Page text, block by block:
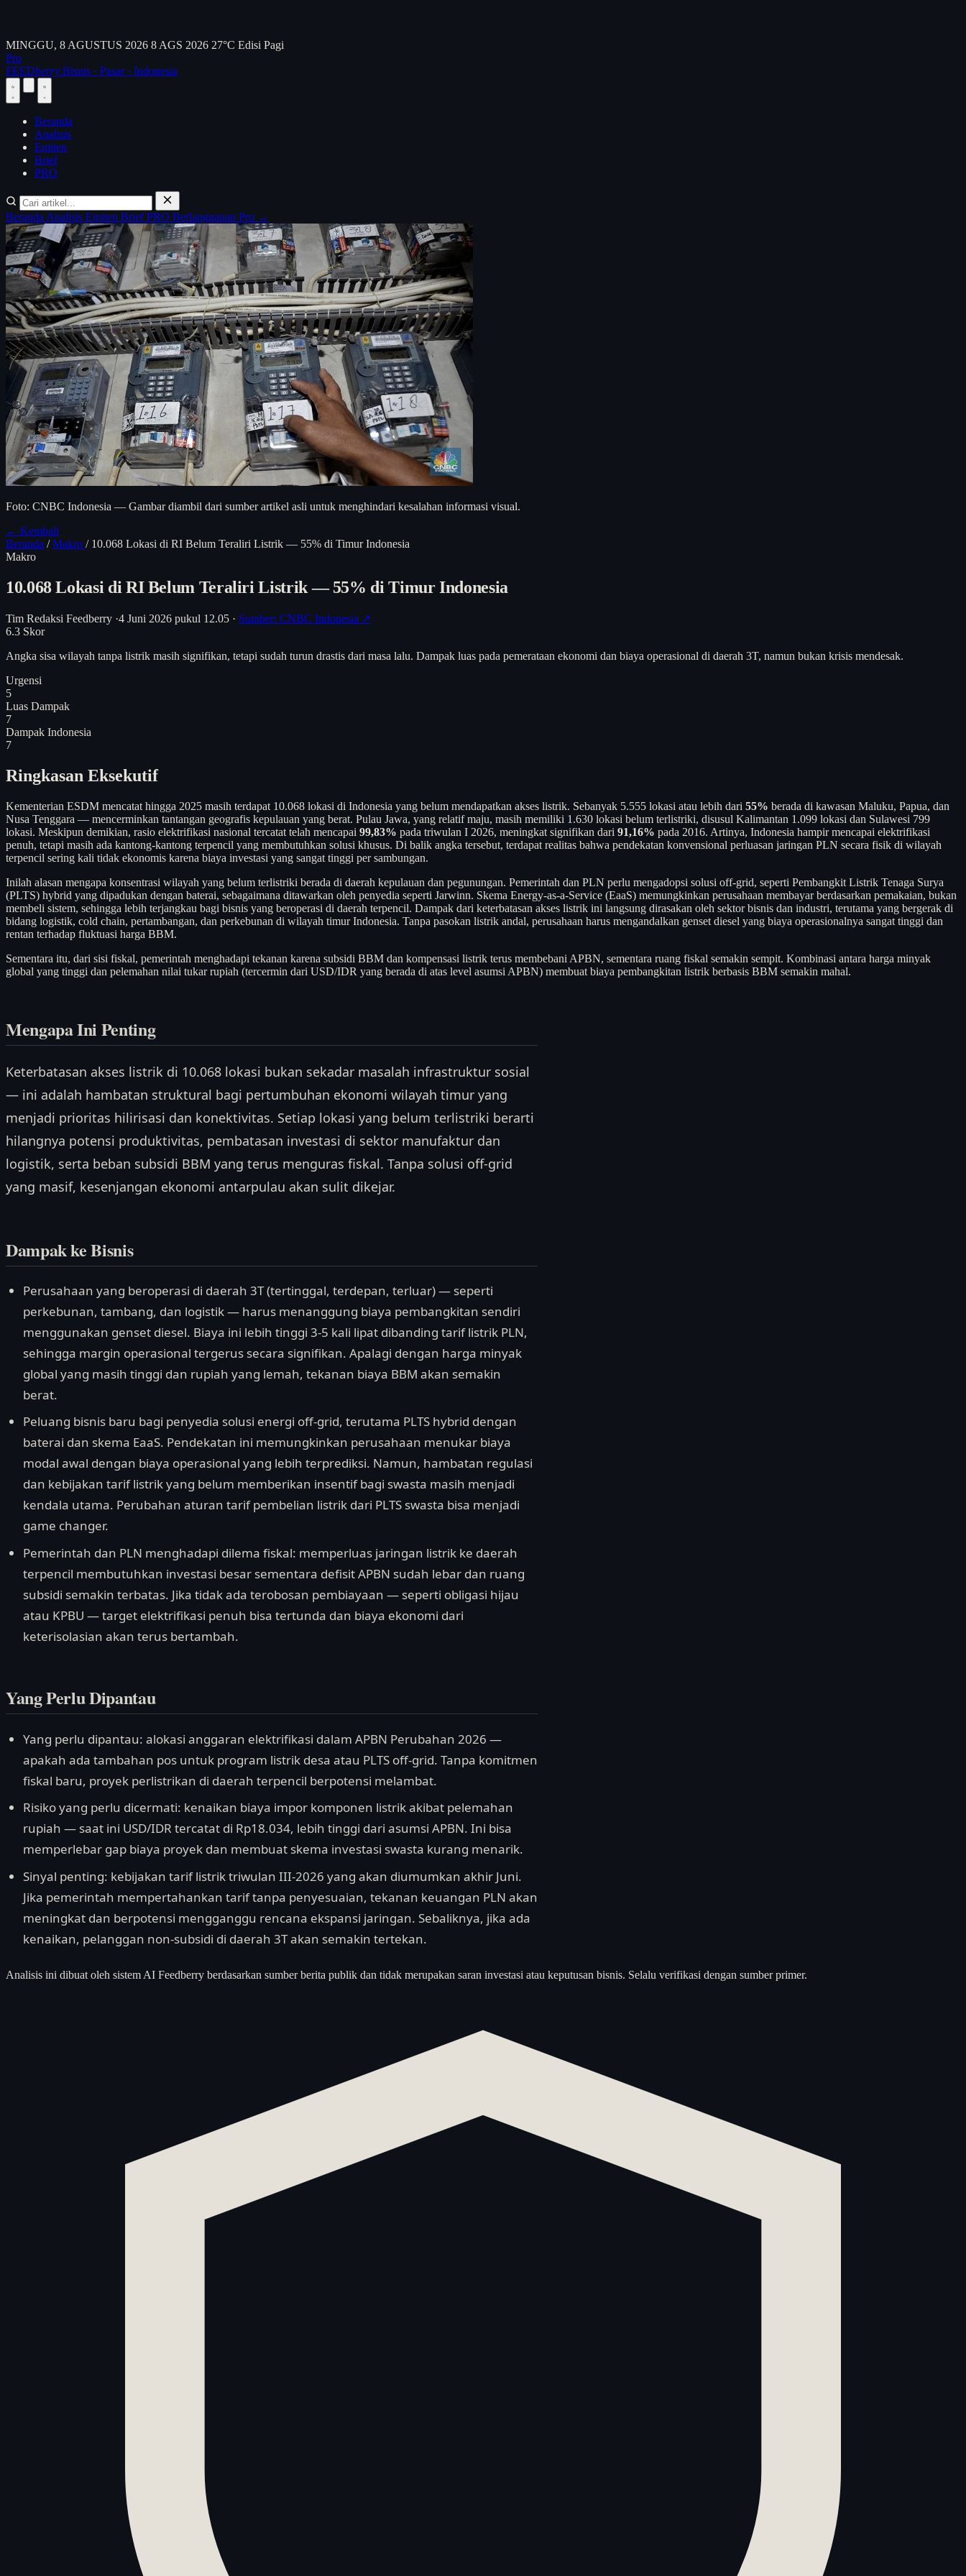
MINGGU, 8 AGUSTUS 2026 8 AGS 2026 27°C Edisi Pagi
Pro
FEEDberry Bisnis · Pasar · Indonesia
Beranda
Analisis
Emiten
Brief
PRO
Beranda Analisis Emiten BriefPRO Berlangganan Pro →
Foto: CNBC Indonesia — Gambar diambil dari sumber artikel asli untuk menghindari kesalahan informasi visual.
← Kembali
Beranda / Makro / 10.068 Lokasi di RI Belum Teraliri Listrik — 55% di Timur Indonesia
Makro
10.068 Lokasi di RI Belum Teraliri Listrik — 55% di Timur Indonesia
Tim Redaksi Feedberry ·4 Juni 2026 pukul 12.05 · Sumber: CNBC Indonesia ↗
6.3 Skor
Angka sisa wilayah tanpa listrik masih signifikan, tetapi sudah turun drastis dari masa lalu. Dampak luas pada pemerataan ekonomi dan biaya operasional di daerah 3T, namun bukan krisis mendesak.
Urgensi
5
Luas Dampak
7
Dampak Indonesia
7
Ringkasan Eksekutif
Kementerian ESDM mencatat hingga 2025 masih terdapat 10.068 lokasi di Indonesia yang belum mendapatkan akses listrik. Sebanyak 5.555 lokasi atau lebih dari 55% berada di kawasan Maluku, Papua, dan
Nusa Tenggara — mencerminkan tantangan geografis kepulauan yang berat. Pulau Jawa, yang relatif maju, masih memiliki 1.630 lokasi belum terlistriki, disusul Kalimantan 1.099 lokasi dan Sulawesi 799
lokasi. Meskipun demikian, rasio elektrifikasi nasional tercatat telah mencapai 99,83% pada triwulan I 2026, meningkat signifikan dari 91,16% pada 2016. Artinya, Indonesia hampir mencapai elektrifikasi
penuh, tetapi masih ada kantong-kantong terpencil yang membutuhkan solusi khusus. Di balik angka tersebut, terdapat realitas bahwa pendekatan konvensional perluasan jaringan PLN secara fisik di wilayah
terpencil sering kali tidak ekonomis karena biaya investasi yang sangat tinggi per sambungan.
Inilah alasan mengapa konsentrasi wilayah yang belum terlistriki berada di daerah kepulauan dan pegunungan. Pemerintah dan PLN perlu mengadopsi solusi off-grid, seperti Pembangkit Listrik Tenaga Surya
(PLTS) hybrid yang dipadukan dengan baterai, sebagaimana ditawarkan oleh penyedia seperti Jarwinn. Skema Energy-as-a-Service (EaaS) memungkinkan perusahaan membayar berdasarkan pemakaian, bukan
membeli sistem, sehingga lebih terjangkau bagi bisnis yang beroperasi di daerah terpencil. Dampak dari keterbatasan akses listrik ini langsung dirasakan oleh sektor bisnis dan industri, terutama yang bergerak di
bidang logistik, cold chain, pertambangan, dan perkebunan di wilayah timur Indonesia. Tanpa pasokan listrik andal, perusahaan harus mengandalkan genset diesel yang biaya operasionalnya sangat tinggi dan
rentan terhadap fluktuasi harga BBM.
Sementara itu, dari sisi fiskal, pemerintah menghadapi tekanan karena subsidi BBM dan kompensasi listrik terus membebani APBN, sementara ruang fiskal semakin sempit. Kombinasi antara harga minyak
global yang tinggi dan pelemahan nilai tukar rupiah (tercermin dari USD/IDR yang berada di atas level asumsi APBN) membuat biaya pembangkitan listrik berbasis BBM semakin mahal.
Mengapa Ini Penting
Keterbatasan akses listrik di 10.068 lokasi bukan sekadar masalah infrastruktur sosial
— ini adalah hambatan struktural bagi pertumbuhan ekonomi wilayah timur yang
menjadi prioritas hilirisasi dan konektivitas. Setiap lokasi yang belum terlistriki berarti
hilangnya potensi produktivitas, pembatasan investasi di sektor manufaktur dan
logistik, serta beban subsidi BBM yang terus menguras fiskal. Tanpa solusi off-grid
yang masif, kesenjangan ekonomi antarpulau akan sulit dikejar.
Dampak ke Bisnis
Perusahaan yang beroperasi di daerah 3T (tertinggal, terdepan, terluar) — seperti
perkebunan, tambang, dan logistik — harus menanggung biaya pembangkitan sendiri
menggunakan genset diesel. Biaya ini lebih tinggi 3-5 kali lipat dibanding tarif listrik PLN,
sehingga margin operasional tergerus secara signifikan. Apalagi dengan harga minyak
global yang masih tinggi dan rupiah yang lemah, tekanan biaya BBM akan semakin
berat.
Peluang bisnis baru bagi penyedia solusi energi off-grid, terutama PLTS hybrid dengan
baterai dan skema EaaS. Pendekatan ini memungkinkan perusahaan menukar biaya
modal awal dengan biaya operasional yang lebih terprediksi. Namun, hambatan regulasi
dan kebijakan tarif listrik yang belum memberikan insentif bagi swasta masih menjadi
kendala utama. Perubahan aturan tarif pembelian listrik dari PLTS swasta bisa menjadi
game changer.
Pemerintah dan PLN menghadapi dilema fiskal: memperluas jaringan listrik ke daerah
terpencil membutuhkan investasi besar sementara defisit APBN sudah lebar dan ruang
subsidi semakin terbatas. Jika tidak ada terobosan pembiayaan — seperti obligasi hijau
atau KPBU — target elektrifikasi penuh bisa tertunda dan biaya ekonomi dari
keterisolasian akan terus bertambah.
Yang Perlu Dipantau
Yang perlu dipantau: alokasi anggaran elektrifikasi dalam APBN Perubahan 2026 —
apakah ada tambahan pos untuk program listrik desa atau PLTS off-grid. Tanpa komitmen
fiskal baru, proyek perlistrikan di daerah terpencil berpotensi melambat.
Risiko yang perlu dicermati: kenaikan biaya impor komponen listrik akibat pelemahan
rupiah — saat ini USD/IDR tercatat di Rp18.034, lebih tinggi dari asumsi APBN. Ini bisa
memperlebar gap biaya proyek dan membuat skema investasi swasta kurang menarik.
Sinyal penting: kebijakan tarif listrik triwulan III-2026 yang akan diumumkan akhir Juni.
Jika pemerintah mempertahankan tarif tanpa penyesuaian, tekanan keuangan PLN akan
meningkat dan berpotensi mengganggu rencana ekspansi jaringan. Sebaliknya, jika ada
kenaikan, pelanggan non-subsidi di daerah 3T akan semakin tertekan.
Analisis ini dibuat oleh sistem AI Feedberry berdasarkan sumber berita publik dan tidak merupakan saran investasi atau keputusan bisnis. Selalu verifikasi dengan sumber primer.